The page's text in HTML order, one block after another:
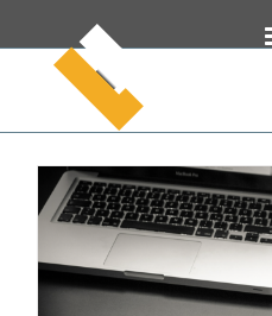
Inhalt
springen